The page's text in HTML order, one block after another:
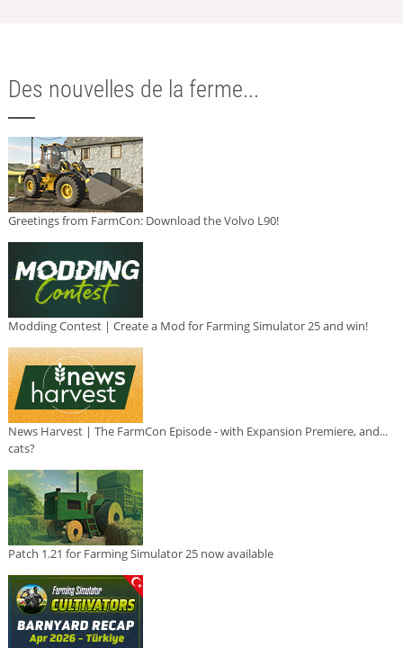
Des nouvelles de la ferme...
Greetings from FarmCon: Download the Volvo L90!
Modding Contest | Create a Mod for Farming Simulator 25 and win!
News Harvest | The FarmCon Episode - with Expansion Premiere, and...
cats?
Patch 1.21 for Farming Simulator 25 now available